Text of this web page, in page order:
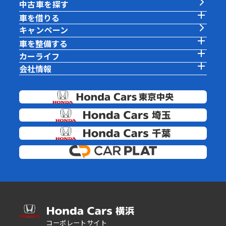
中古車を探す
車を借りる
キャンペーン
車を整備する
カーライフ
会社情報
コーポレートサイト